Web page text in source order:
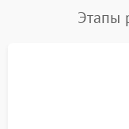
Не работает Face ID
Этапы